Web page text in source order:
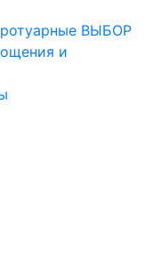
ВЫБОР
и